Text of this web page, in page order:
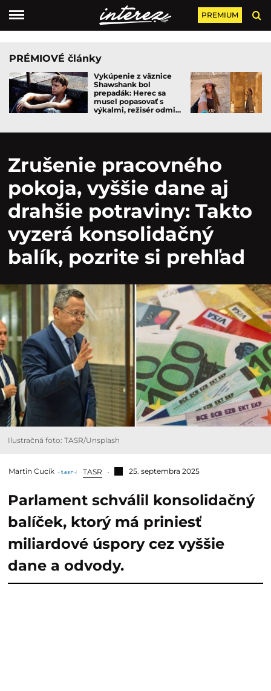
PREMIUM
PRÉMIOVÉ články
Vykúpenie z väznice
Shawshank bol
prepadák: Herec sa
musel popasovať s
výkalmi, režisér odmi...
Zrušenie pracovného
pokoja, vyššie dane aj
drahšie potraviny: Takto
vyzerá konsolidačný
balík, pozrite si prehľad
Ilustračná foto: TASR/Unsplash
Martin Cucík TASR 25. septembra 2025
Parlament schválil konsolidačný
balíček, ktorý má priniesť
miliardové úspory cez vyššie
dane a odvody.